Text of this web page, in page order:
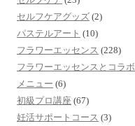
セルフケアグッズ (2)
パステルアート (10)
フラワーエッセンス (228)
フラワーエッセンスとコラボ
メニュー (6)
初級プロ講座 (67)
妊活サポートコース (3)